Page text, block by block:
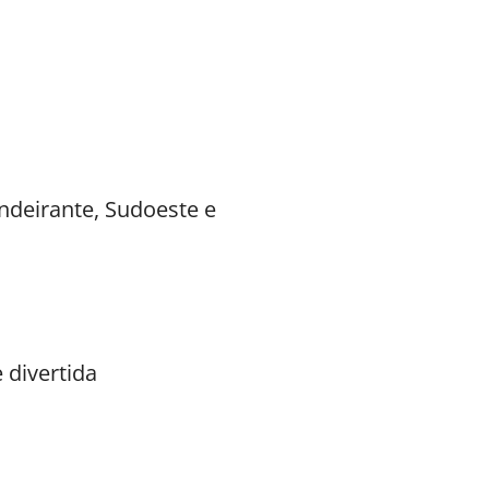
Sudoeste e
divertida